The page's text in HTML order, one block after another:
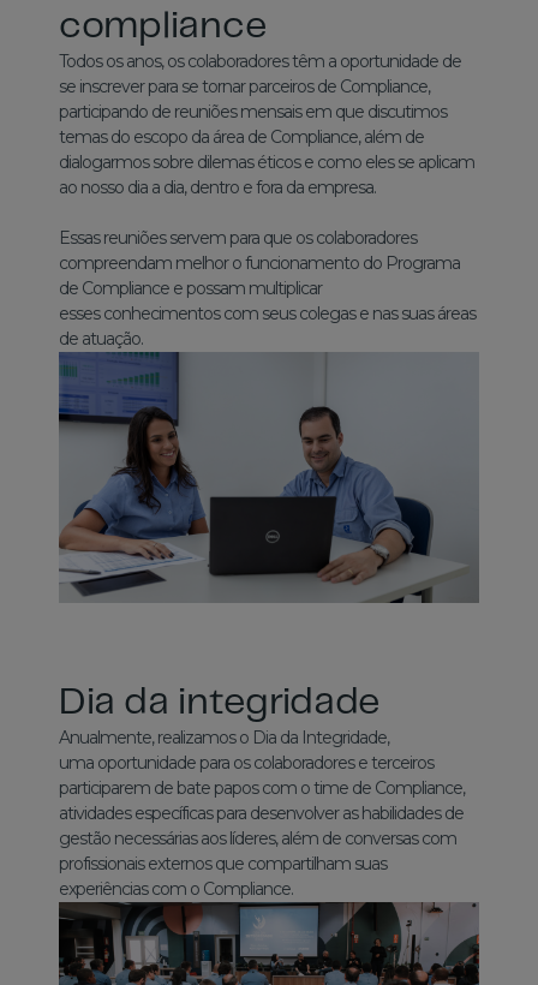
compliance
Todos os anos, os colaboradores têm a oportunidade de
se inscrever para se tornar parceiros de Compliance,
participando de reuniões mensais em que discutimos
temas do escopo da área de Compliance, além de
dialogarmos sobre dilemas éticos e como eles se aplicam
ao nosso dia a dia, dentro e fora da empresa.
Essas reuniões servem para que os colaboradores
compreendam melhor o funcionamento do Programa
de Compliance e possam multiplicar
esses conhecimentos com seus colegas e nas suas áreas
de atuação.
Dia da integridade
Anualmente, realizamos o Dia da Integridade,
uma oportunidade para os colaboradores e terceiros
participarem de bate papos com o time de Compliance,
atividades específicas para desenvolver as habilidades de
gestão necessárias aos líderes, além de conversas com
profissionais externos que compartilham suas
experiências com o Compliance.